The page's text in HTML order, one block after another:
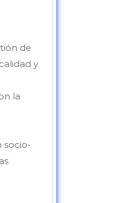
de
y
la
socio-